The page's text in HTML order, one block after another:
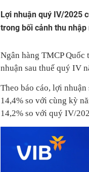
Lợi nhuận quý IV/2025
trong bối cảnh thu
Ngân hàng TMCP
nhuận sau thuế quý IV
Theo báo cáo, lợi
14,4% so với cùng kỳ
14,2% so với quý IV/